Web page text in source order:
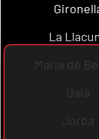
La
Maria de
Gaià
Jorba